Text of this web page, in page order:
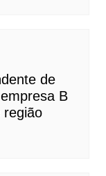
de
B
região